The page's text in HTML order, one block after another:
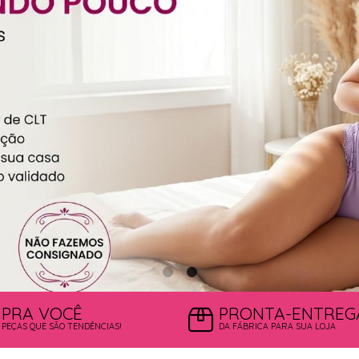
PRA VOCÊ
PEÇAS QUE SÃO TENDÊNCIAS!
PRONTA-
DA FÁBRICA PARA SUA LOJA